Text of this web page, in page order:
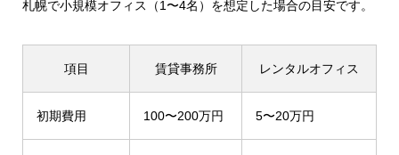
札幌で小規模オフィス（1〜4名）を想定した場合の目安です。
項目 賃貸事務所 レンタルオフィス
初期費用 100〜200万円 5〜20万円